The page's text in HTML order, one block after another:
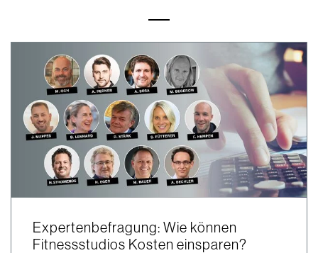
Expertenbefragung: Wie können
Fitnessstudios Kosten einsparen?